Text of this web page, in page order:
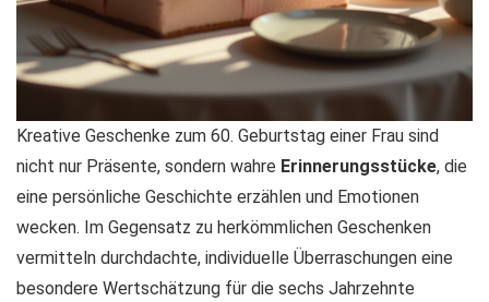
Kreative Geschenke zum 60. Geburtstag einer Frau sind
nicht nur Präsente, sondern wahre Erinnerungsstücke, die
eine persönliche Geschichte erzählen und Emotionen
wecken. Im Gegensatz zu herkömmlichen Geschenken
vermitteln durchdachte, individuelle Überraschungen eine
besondere Wertschätzung für die sechs Jahrzehnte